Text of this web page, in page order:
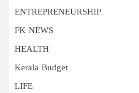
ENTREPRENEURSHIP
FK NEWS
HEALTH
Kerala Budget
LIFE